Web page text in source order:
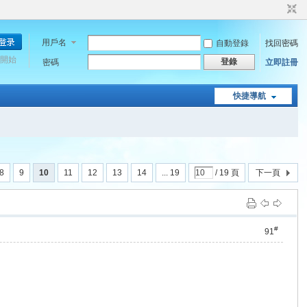
用戶名 自動登錄
找回密碼
密碼
登錄 立即註冊
始
快捷導航
8 9 10 11 12 13 14 ... 19 / 19 頁 下一頁
91#